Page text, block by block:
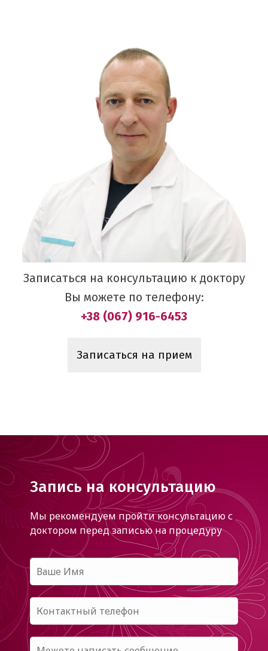
Записаться на консультацию к доктору
Вы можете по телефону:
+38 (067) 916-6453
Записаться на прием
Запись на консультацию
Мы рекомендуем пройти консультацию с
доктором перед записью на процедуру